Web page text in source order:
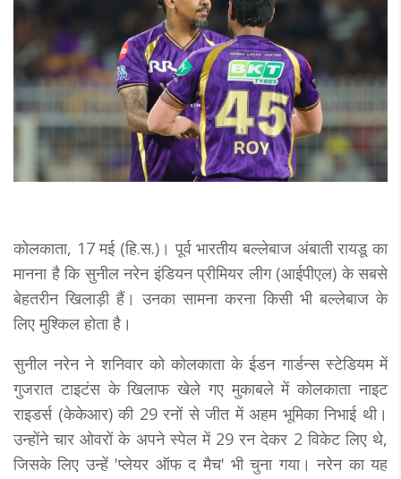
कोलकाता, 17 मई (हि.स.)। पूर्व भारतीय बल्लेबाज अंबाती रायडू का
मानना है कि सुनील नरेन इंडियन प्रीमियर लीग (आईपीएल) के सबसे
बेहतरीन खिलाड़ी हैं। उनका सामना करना किसी भी बल्लेबाज के
लिए मुश्किल होता है।
सुनील नरेन ने शनिवार को कोलकाता के ईडन गार्डन्स स्टेडियम में
गुजरात टाइटंस के खिलाफ खेले गए मुकाबले में कोलकाता नाइट
राइडर्स (केकेआर) की 29 रनों से जीत में अहम भूमिका निभाई थी।
उन्होंने चार ओवरों के अपने स्पेल में 29 रन देकर 2 विकेट लिए थे,
जिसके लिए उन्हें 'प्लेयर ऑफ द मैच' भी चुना गया। नरेन का यह